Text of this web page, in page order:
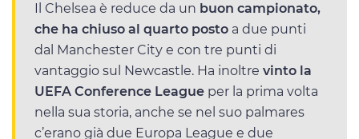
Il Chelsea è reduce da un buon campionato,
che ha chiuso al quarto posto a due punti
dal Manchester City e con tre punti di
vantaggio sul Newcastle. Ha inoltre vinto la
UEFA Conference League per la prima volta
nella sua storia, anche se nel suo palmares
c’erano già due Europa League e due